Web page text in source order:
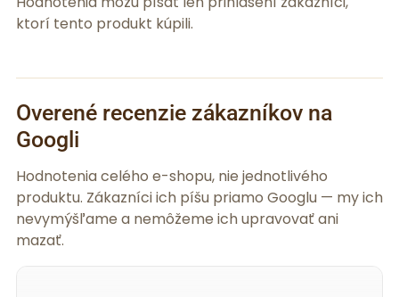
ktorí tento produkt kúpili.
Overené recenzie zákazníkov na
Googli
Hodnotenia celého e-shopu, nie jednotlivého
produktu. Zákazníci ich píšu priamo Googlu — my ich
nevymýšľame a nemôžeme ich upravovať ani
mazať.